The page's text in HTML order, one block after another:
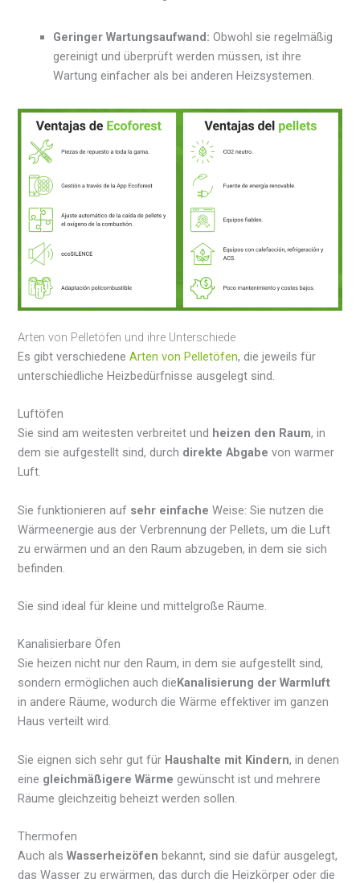
Geringer Wartungsaufwand:Obwohl sie regelmäßig
gereinigt und überprüft werden müssen, ist ihre
Wartung einfacher als bei anderen Heizsystemen.
Arten von Pelletöfen und ihre Unterschiede
Es gibt verschiedeneArten von Pelletöfen, die jeweils für
unterschiedliche Heizbedürfnisse ausgelegt sind.
Luftöfen
Sie sind am weitesten verbreitet und heizen den Raum, in
dem sie aufgestellt sind, durch direkte Abgabe von warmer
Luft.
Sie funktionieren auf sehr einfache Weise: Sie nutzen die
Wärmeenergie aus der Verbrennung der Pellets, um die Luft
zu erwärmen und an den Raum abzugeben, in dem sie sich
befinden.
Sie sind ideal für kleine und mittelgroße Räume.
Kanalisierbare Öfen
Sie heizen nicht nur den Raum, in dem sie aufgestellt sind,
sondern ermöglichen auch dieKanalisierung der Warmluft
in andere Räume, wodurch die Wärme effektiver im ganzen
Haus verteilt wird.
Sie eignen sich sehr gut für Haushalte mit Kindern, in denen
eine gleichmäßigere Wärme gewünscht ist und mehrere
Räume gleichzeitig beheizt werden sollen.
Thermofen
Auch alsWasserheizöfen bekannt, sind sie dafür ausgelegt,
das Wasser zu erwärmen, das durch die Heizkörper oder die